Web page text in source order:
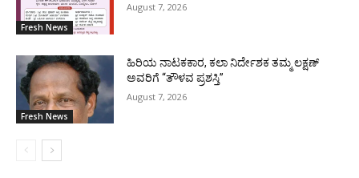
Fresh News
August 7, 2026
Fresh News
ಹಿರಿಯ ನಾಟಕಕಾರ, ಕಲಾ ನಿರ್ದೇಶಕ ತಮ್ಮ ಲಕ್ಷಣ್
ಅವರಿಗೆ “ತೌಳವ ಪ್ರಶಸ್ತಿ”
August 7, 2026